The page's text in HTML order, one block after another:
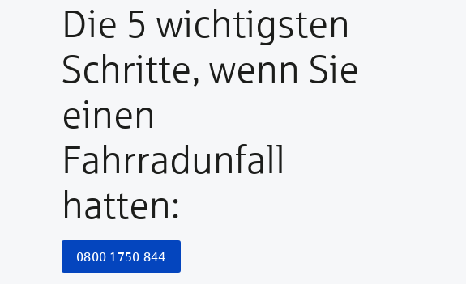
Die 5 wichtigsten
Schritte, wenn Sie
einen
Fahrradunfall
hatten:
0800 1750 844